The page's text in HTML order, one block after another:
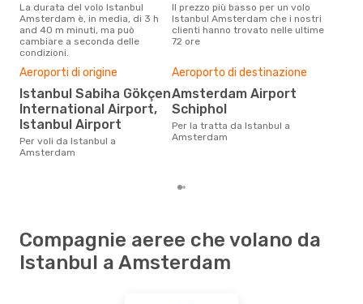
La durata del volo Istanbul
Amsterdam è, in media, di 3 h
and 40 m minuti, ma può
cambiare a seconda delle
condizioni.
Il prezzo più basso per un volo
Istanbul Amsterdam che i nostri
clienti hanno trovato nelle ultime
72 ore
Aeroporti di origine
Istanbul Sabiha Gökçen
International Airport,
Istanbul Airport
Per voli da Istanbul a
Amsterdam
Aeroporto di destinazione
Amsterdam Airport
Schiphol
Per la tratta da Istanbul a
Amsterdam
Compagnie aeree che volano da
Istanbul a Amsterdam